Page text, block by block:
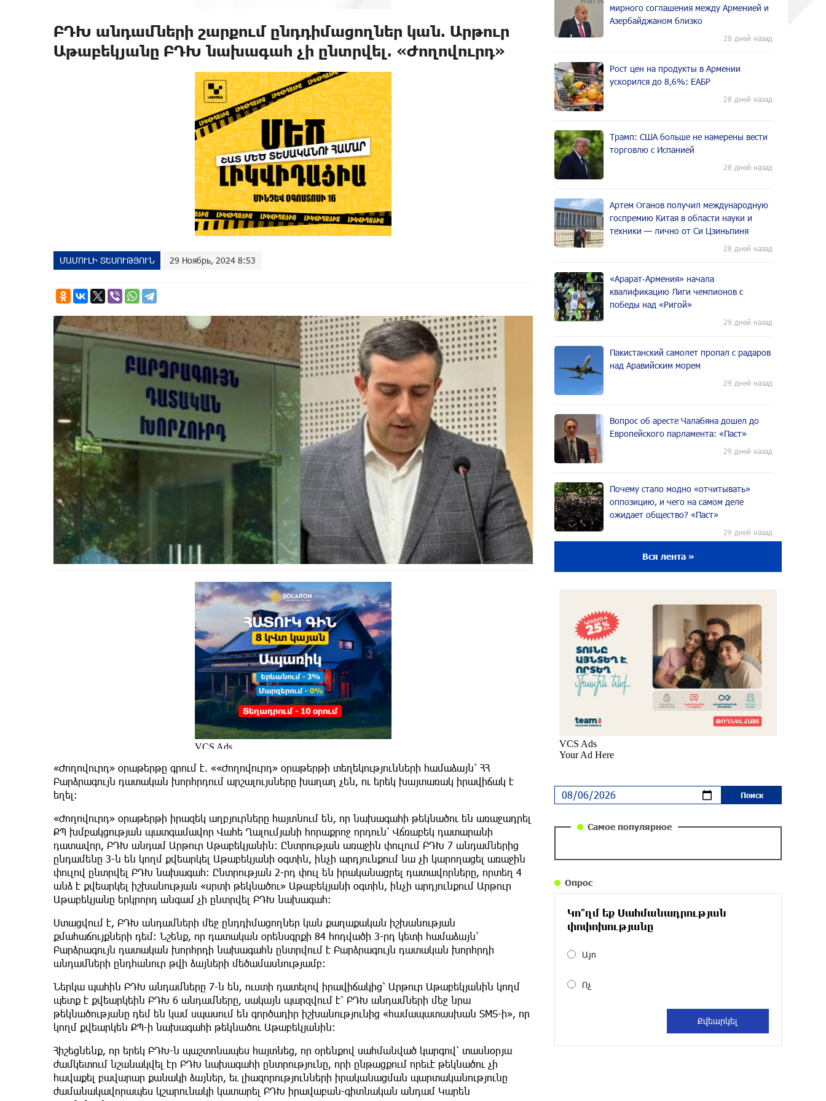
ԲԴԽ անդամների շարքում ընդդիմացողներ կան. Արթուր
Աթաբեկյանը ԲԴԽ նախագահ չի ընտրվել. «Ժողովուրդ»
ՄԱՄՈՒԼԻ ՏԵՍՈՒԹՅՈՒՆ 29 Ноябрь, 2024 8:53
«Ժողովուրդ» օրաթերթը գրում է. ««Ժողովուրդ» օրաթերթի տեղեկությունների համաձայն՝ ՀՀ
Բարձրագույն դատական խորհրդում արշալույսները խաղաղ չեն, ու երեկ խայտառակ իրավիճակ է
եղել։
«Ժողովուրդ» օրաթերթի իրազեկ աղբյուրները հայտնում են, որ նախագահի թեկնածու են առաջադրել
ՔՊ խմբակցության պատգամավոր Վահե Ղալումյանի հորաքրոջ որդուն՝ Վճռաբեկ դատարանի
դատավոր, ԲԴԽ անդամ Արթուր Աթաբեկյանին։ Ընտրության առաջին փուլում ԲԴԽ 7 անդամներից
ընդամենը 3-ն են կողմ քվեարկել Աթաբեկյանի օգտին, ինչի արդյունքում նա չի կարողացել առաջին
փուլով ընտրվել ԲԴԽ նախագահ։ Ընտրության 2-րդ փուլ են իրականացրել դատավորները, որտեղ 4
անձ է քվեարկել իշխանության «սրտի թեկնածու» Աթաբեկյանի օգտին, ինչի արդյունքում Արթուր
Աթաբեկյանը երկրորդ անգամ չի ընտրվել ԲԴԽ նախագահ։
Ստացվում է, ԲԴԽ անդամների մեջ ընդդիմացողներ կան քաղաքական իշխանության
քմահաճույքների դեմ։ Նշենք, որ դատական օրենսգրքի 84 հոդվածի 3-րդ կետի համաձայն՝
Բարձրագույն դատական խորհրդի նախագահն ընտրվում է Բարձրագույն դատական խորհրդի
անդամների ընդհանուր թվի ձայների մեծամասնությամբ:
Ներկա պահին ԲԴԽ անդամները 7-ն են, ուստի դատելով իրավիճակից՝ Արթուր Աթաբեկյանին կողմ
պետք է քվեարկեին ԲԴԽ 6 անդամները, սակայն պարզվում է՝ ԲԴԽ անդամների մեջ նրա
թեկնածությանը դեմ են կամ սպասում են գործադիր իշխանությունից «համապատասխան SMS-ի», որ
կողմ քվեարկեն ՔՊ-ի նախագահի թեկնածու Աթաբեկյանին։
Հիշեցնենք, որ երեկ ԲԴԽ-ն պաշտոնապես հայտնեց, որ օրենքով սահմանված կարգով՝ տասնօրյա
ժամկետում նշանակվել էր ԲԴԽ նախագահի ընտրությունը, որի ընթացքում որեւէ թեկնածու չի
հավաքել բավարար քանակի ձայներ, եւ լիազորությունների իրականացման պարտականությունը
ժամանակավորապես կշարունակի կատարել ԲԴԽ իրավաբան-գիտնական անդամ Կարեն
мирного соглашения между Арменией и
Азербайджаном близко
28 дней назад
Рост цен на продукты в Армении
ускорился до 8,6%: ЕАБР
28 дней назад
Трамп: США больше не намерены вести
торговлю с Испанией
28 дней назад
Артем Оганов получил международную
госпремию Китая в области науки и
техники — лично от Си Цзиньпиня
28 дней назад
«Арарат‑Армения» начала
квалификацию Лиги чемпионов с
победы над «Ригой»
29 дней назад
Пакистанский самолет пропал с радаров
над Аравийским морем
29 дней назад
Вопрос об аресте Чалабяна дошел до
Европейского парламента: «Паст»
29 дней назад
Почему стало модно «отчитывать»
оппозицию, и чего на самом деле
ожидает общество? «Паст»
29 дней назад
Ложная дилемма мандатов: почему тема
парламентского бойкота оппозиции -
29 дней назад
Правовой терроризм как начало
падения власти: пример Гагика
Царукяна и горькие уроки истории:
«Паст»
30 дней назад
Размик Марукян стал обладателем
«Росатом» готов построить новые АЭС,
Оппозиция Грузии отказалась от
мандатов и получила обратный
эффект: Нарек Карапетян
Вся лента »
Самое популярное
Опрос
Կո՞ղմ եք Սահմանադրության
փոփոխությանը
Այո
Ոչ